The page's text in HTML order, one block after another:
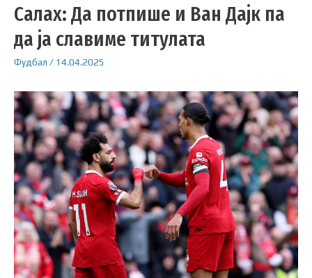
Салах: Да потпише и Ван Дајк па
да ја славиме титулата
Фудбал / 14.04.2025